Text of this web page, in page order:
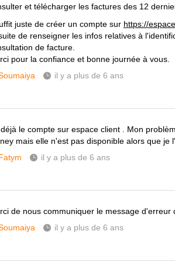
et télécharger les factures des 12
juste de créer un compte sur https://
de renseigner les infos relatives à
de facture.
pour la confiance et bonne journée à vous.
il y a plus de 6 ans
le compte sur espace client . Mon
mais elle n'est pas disponible alors que je
il y a plus de 6 ans
de nous communiquer le message d'erreur
il y a plus de 6 ans